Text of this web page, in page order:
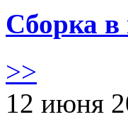
Сборка в
>>
12 июня